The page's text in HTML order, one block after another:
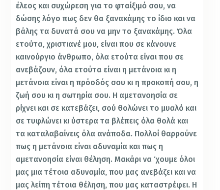
έλεος και συχώρεση για το φταίξιμό σου, να
δώσης λόγο πως δεν θα ξανακάμης το ίδιο και να
βάλης τα δυνατά σου να μην το ξανακάμης. Όλα
ετούτα, χριστιανέ μου, είναι που σε κάνουνε
καινούργιο άνθρωπο, όλα ετούτα είναι που σε
ανεβάζουν, όλα ετούτα είναι η μετάνοια κι η
μετάνοια είναι η πρόοδός σου κι η προκοπή σου, η
ζωή σου κι η σωτηρία σου. Η αμετανοησία σε
ρίχνει και σε κατεβάζει, σού θολώνει το μυαλό και
σε τυφλώνει κι ύστερα τα βλέπεις όλα θολά και
τα καταλαβαίνεις όλα ανάποδα. Πολλοί θαρρούνε
πως η μετάνοια είναι αδυναμία και πως η
αμετανοησία είναι θέληση. Μακάρι να ‘χουμε όλοι
μας μια τέτοια αδυναμία, που μας ανεβάζει και να
μας λείπη τέτοια θέληση, που μας καταστρέφει. Η